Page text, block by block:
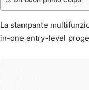
La stampante
in-one entry-level